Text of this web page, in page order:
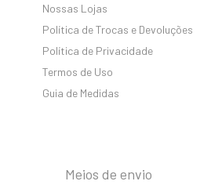
Nossas Lojas
Política de Trocas e Devoluções
Política de Privacidade
Termos de Uso
Guia de Medidas
Meios de envio